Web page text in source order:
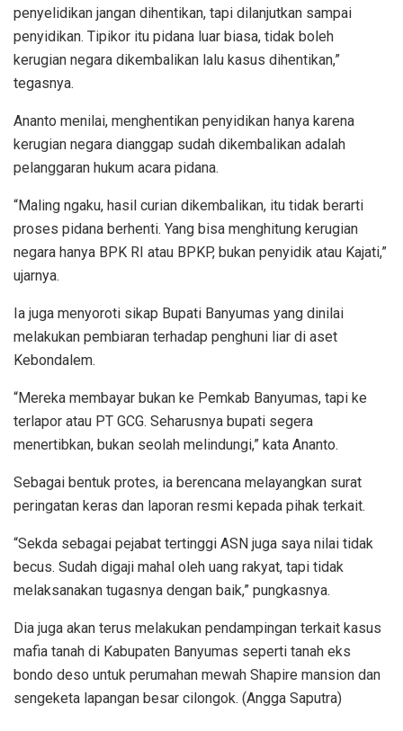
penyelidikan jangan dihentikan, tapi dilanjutkan sampai
penyidikan. Tipikor itu pidana luar biasa, tidak boleh
kerugian negara dikembalikan lalu kasus dihentikan,”
tegasnya.
Ananto menilai, menghentikan penyidikan hanya karena
kerugian negara dianggap sudah dikembalikan adalah
pelanggaran hukum acara pidana.
“Maling ngaku, hasil curian dikembalikan, itu tidak berarti
proses pidana berhenti. Yang bisa menghitung kerugian
negara hanya BPK RI atau BPKP, bukan penyidik atau Kajati,”
ujarnya.
Ia juga menyoroti sikap Bupati Banyumas yang dinilai
melakukan pembiaran terhadap penghuni liar di aset
Kebondalem.
“Mereka membayar bukan ke Pemkab Banyumas, tapi ke
terlapor atau PT GCG. Seharusnya bupati segera
menertibkan, bukan seolah melindungi,” kata Ananto.
Sebagai bentuk protes, ia berencana melayangkan surat
peringatan keras dan laporan resmi kepada pihak terkait.
“Sekda sebagai pejabat tertinggi ASN juga saya nilai tidak
becus. Sudah digaji mahal oleh uang rakyat, tapi tidak
melaksanakan tugasnya dengan baik,” pungkasnya.
Dia juga akan terus melakukan pendampingan terkait kasus
mafia tanah di Kabupaten Banyumas seperti tanah eks
bondo deso untuk perumahan mewah Shapire mansion dan
sengeketa lapangan besar cilongok. (Angga Saputra)